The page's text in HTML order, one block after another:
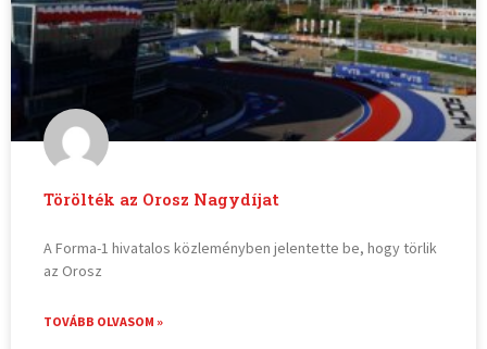
Törölték az Orosz Nagydíjat
A Forma-1 hivatalos közleményben jelentette be, hogy törlik
az Orosz
TOVÁBB OLVASOM »